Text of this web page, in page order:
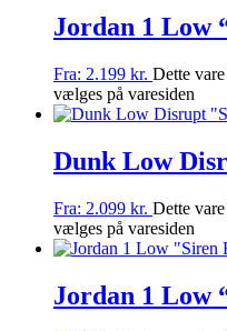
Jordan 1 Low
Fra: 2.199 kr. Dette
vælges på varesiden
Dunk Low
Fra: 2.099 kr. Dette
vælges på varesiden
Jordan 1 Low